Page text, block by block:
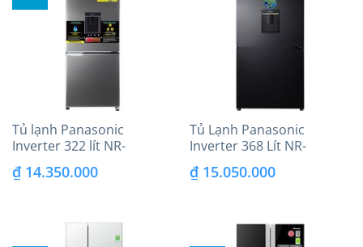
Tủ lạnh Panasonic
Inverter 322 lít NR-
BV360WSVN
₫14.350.000
Tủ Lạnh Panasonic
Inverter 368 Lít NR-
BX410WKVN Mới 2020
₫15.050.000